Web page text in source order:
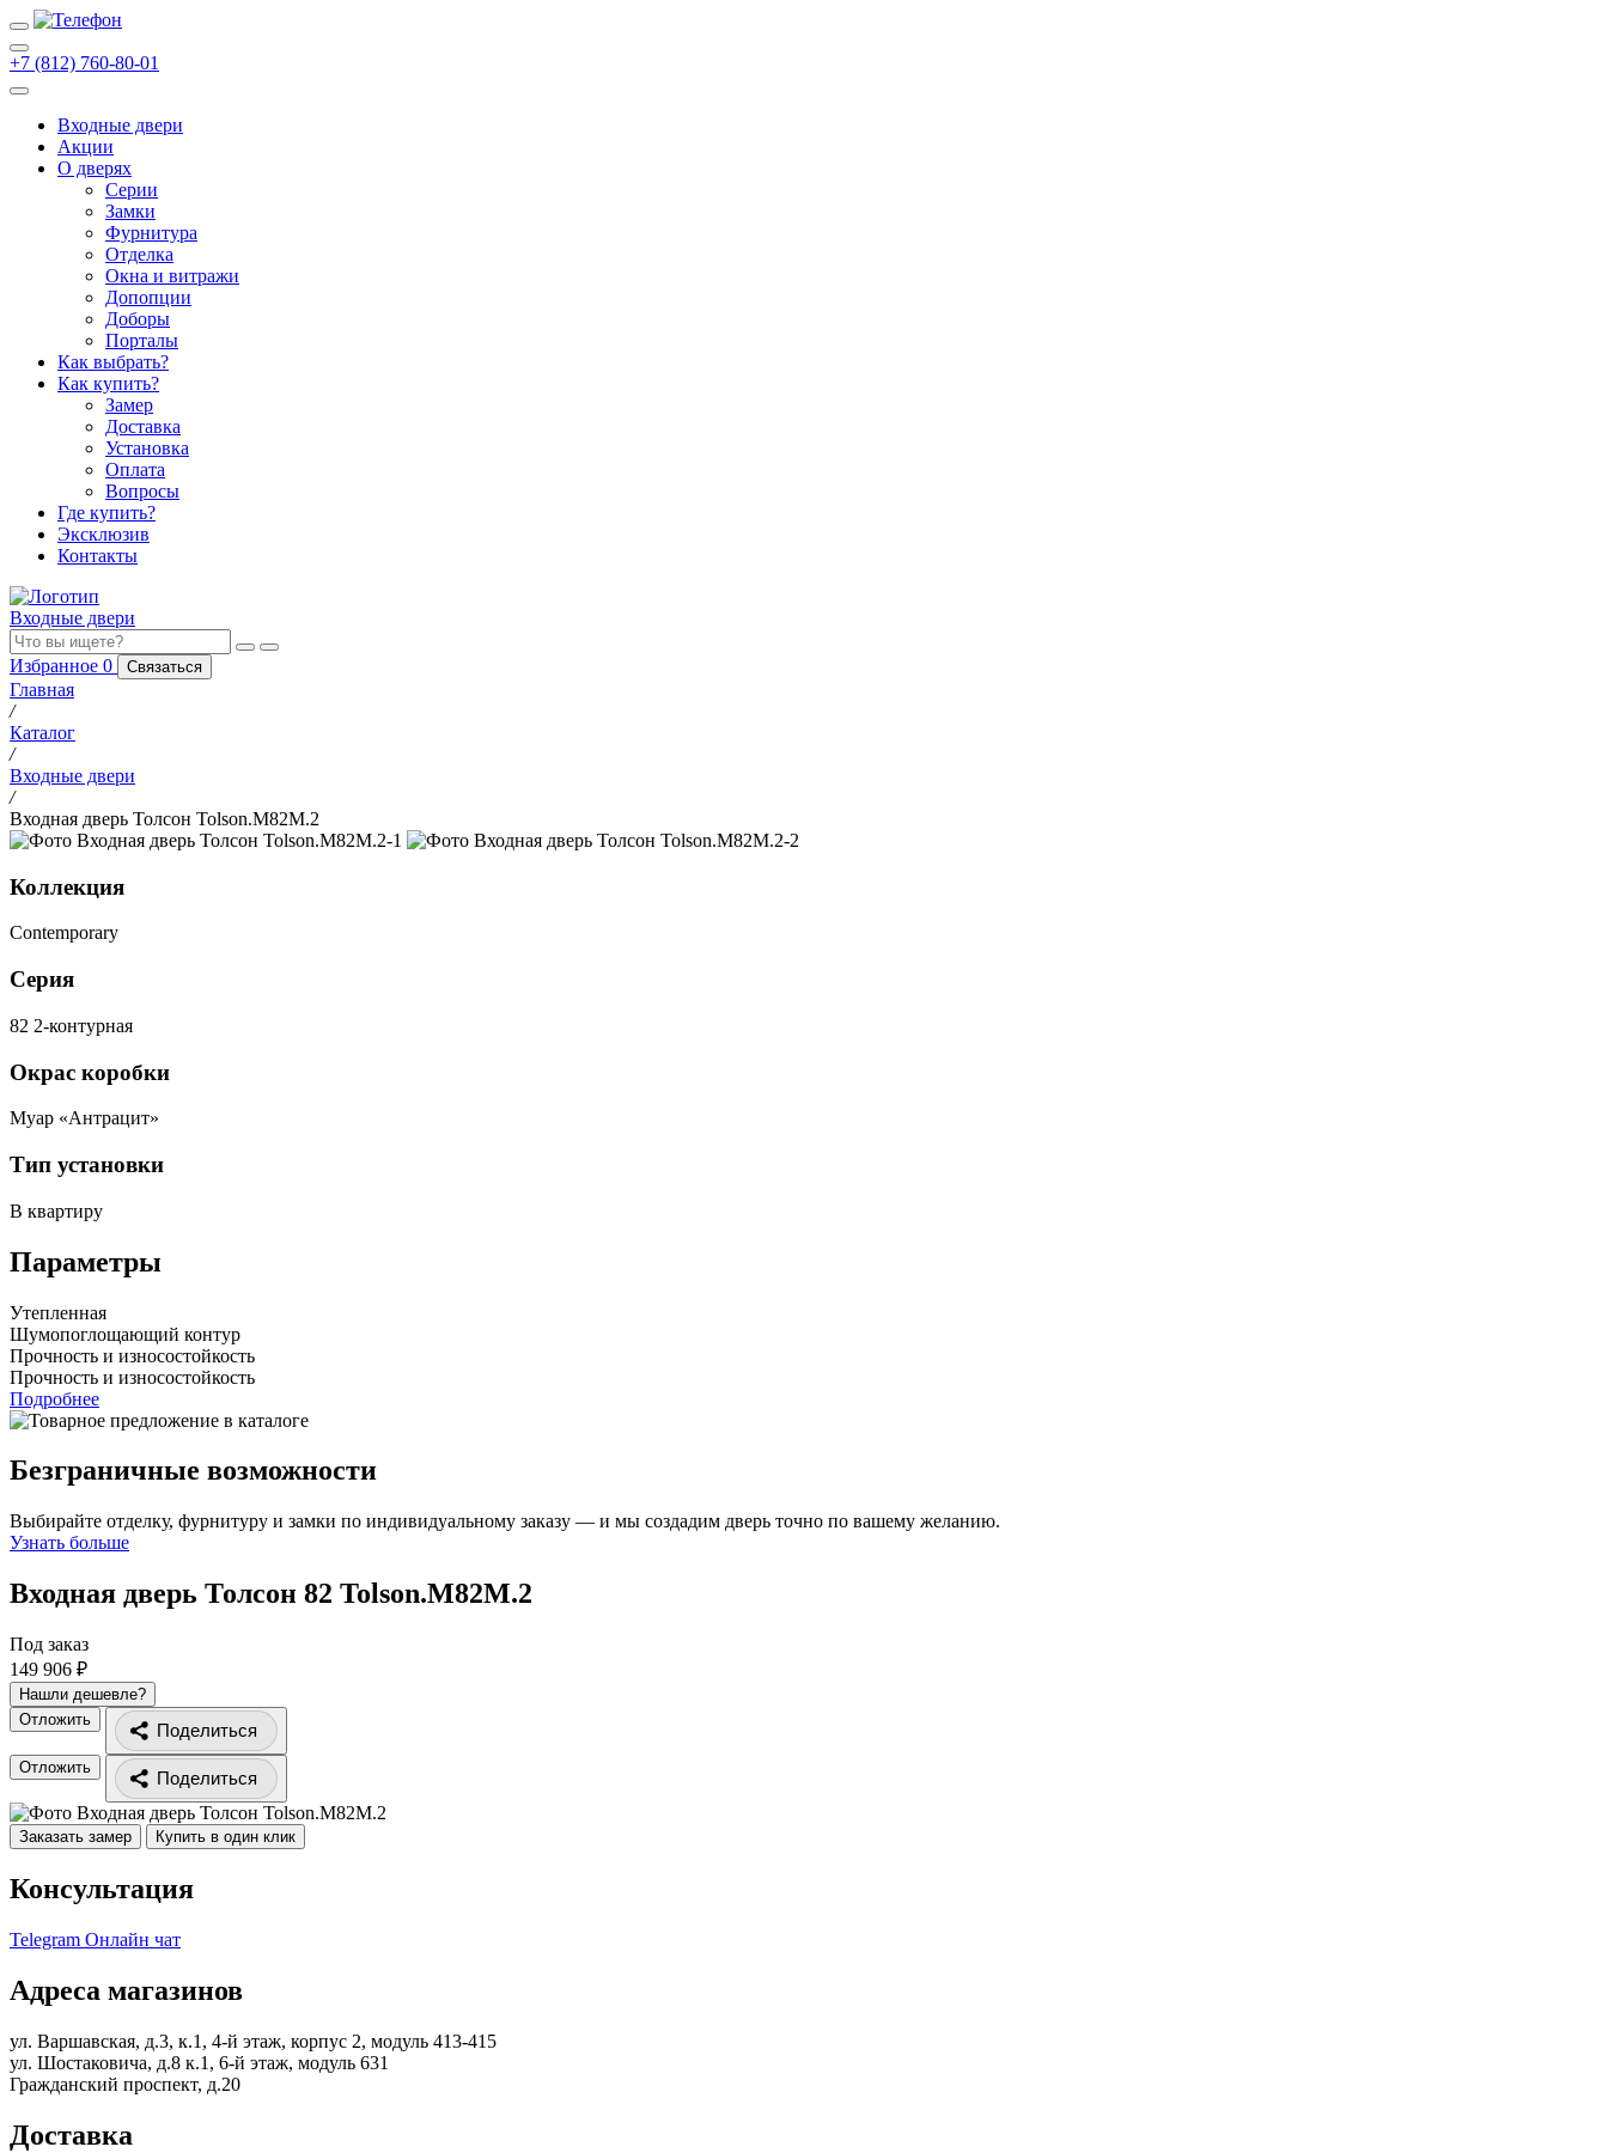
+7 (812) 760-80-01
Входные двери
Акции
О дверях
Cерии
Замки
Фурнитура
Отделка
Окна и витражи
Допопции
Доборы
Порталы
Как выбрать?
Как купить?
Замер
Доставка
Установка
Оплата
Вопросы
Где купить?
Эксклюзив
Контакты
Входные двери
Избранное 0 Связаться
Главная
/
Каталог
/
Входные двери
/
Входная дверь Толсон Tolson.M82M.2
Коллекция
Contemporary
Серия
82 2-контурная
Окрас коробки
Муар «Антрацит»
Тип установки
В квартиру
Параметры
Утепленная
Шумопоглощающий контур
Прочность и износостойкость
Прочность и износостойкость
Подробнее
Безграничные возможности
Выбирайте отделку, фурнитуру и замки по индивидуальному заказу — и мы создадим дверь точно по вашему желанию.
Узнать больше
Входная дверь Толсон 82 Tolson.M82M.2
Под заказ
149 906 ₽
Нашли дешевле?
Отложить
Поделиться
Отложить
Поделиться
Заказать замер Купить в один клик
Консультация
Telegram Онлайн чат
Адреса магазинов
ул. Варшавская, д.3, к.1, 4-й этаж, корпус 2, модуль 413-415
ул. Шостаковича, д.8 к.1, 6-й этаж, модуль 631
Гражданский проспект, д.20
Доставка